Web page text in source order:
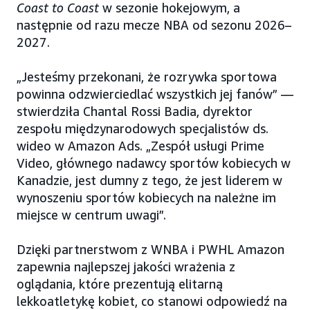
Coast to Coast w sezonie hokejowym, a
następnie od razu mecze NBA od sezonu 2026–
2027.
„Jesteśmy przekonani, że rozrywka sportowa
powinna odzwierciedlać wszystkich jej fanów” —
stwierdziła Chantal Rossi Badia, dyrektor
zespołu międzynarodowych specjalistów ds.
wideo w Amazon Ads. „Zespół usługi Prime
Video, głównego nadawcy sportów kobiecych w
Kanadzie, jest dumny z tego, że jest liderem w
wynoszeniu sportów kobiecych na należne im
miejsce w centrum uwagi”.
Dzięki partnerstwom z WNBA i PWHL Amazon
zapewnia najlepszej jakości wrażenia z
oglądania, które prezentują elitarną
lekkoatletykę kobiet, co stanowi odpowiedź na